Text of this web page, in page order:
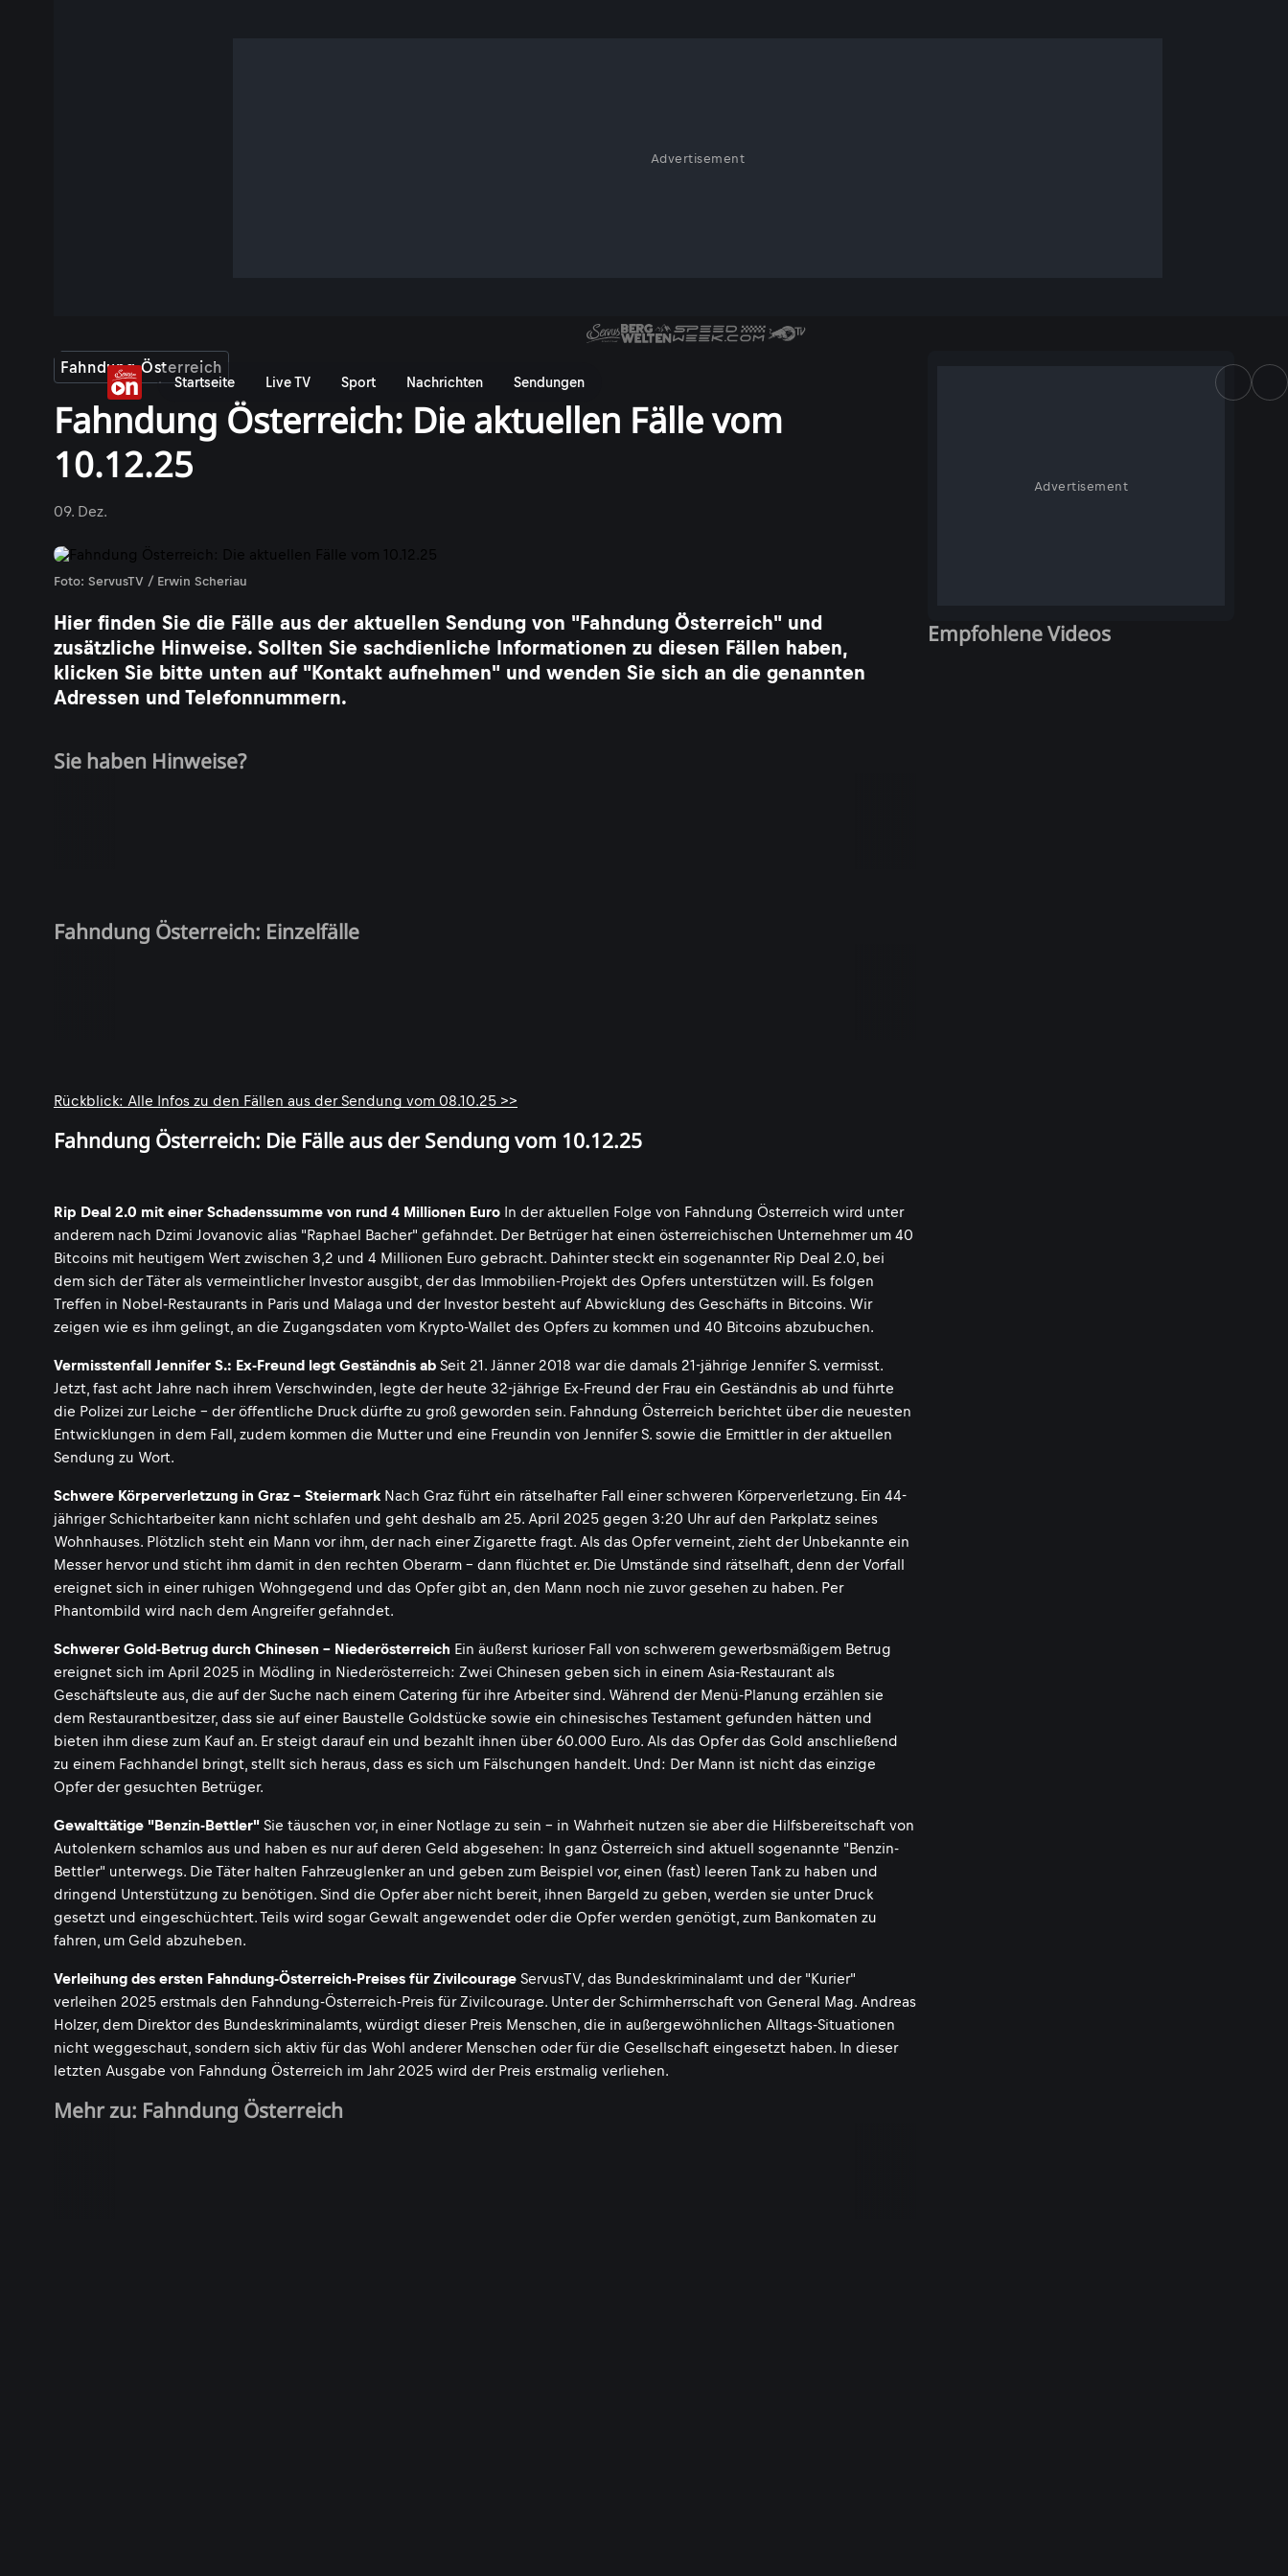
Advertisement
Startseite Live TV Sport Nachrichten Sendungen
Fahndung Österreich
Fahndung Österreich: Die aktuellen Fälle vom
10.12.25
09. Dez.
Foto: ServusTV / Erwin Scheriau
Hier finden Sie die Fälle aus der aktuellen Sendung von "Fahndung Österreich" und
zusätzliche Hinweise. Sollten Sie sachdienliche Informationen zu diesen Fällen haben,
klicken Sie bitte unten auf "Kontakt aufnehmen" und wenden Sie sich an die genannten
Adressen und Telefonnummern.
Sie haben Hinweise?
Fahndung Österreich: Einzelfälle
Rückblick: Alle Infos zu den Fällen aus der Sendung vom 08.10.25 >>
Fahndung Österreich: Die Fälle aus der Sendung vom 10.12.25
Rip Deal 2.0 mit einer Schadenssumme von rund 4 Millionen Euro In der aktuellen Folge von Fahndung Österreich wird unter
anderem nach Dzimi Jovanovic alias "Raphael Bacher" gefahndet. Der Betrüger hat einen österreichischen Unternehmer um 40
Bitcoins mit heutigem Wert zwischen 3,2 und 4 Millionen Euro gebracht. Dahinter steckt ein sogenannter Rip Deal 2.0, bei
dem sich der Täter als vermeintlicher Investor ausgibt, der das Immobilien-Projekt des Opfers unterstützen will. Es folgen
Treffen in Nobel-Restaurants in Paris und Malaga und der Investor besteht auf Abwicklung des Geschäfts in Bitcoins. Wir
zeigen wie es ihm gelingt, an die Zugangsdaten vom Krypto-Wallet des Opfers zu kommen und 40 Bitcoins abzubuchen.
Vermisstenfall Jennifer S.: Ex-Freund legt Geständnis ab Seit 21. Jänner 2018 war die damals 21-jährige Jennifer S. vermisst.
Jetzt, fast acht Jahre nach ihrem Verschwinden, legte der heute 32-jährige Ex-Freund der Frau ein Geständnis ab und führte
die Polizei zur Leiche - der öffentliche Druck dürfte zu groß geworden sein. Fahndung Österreich berichtet über die neuesten
Entwicklungen in dem Fall, zudem kommen die Mutter und eine Freundin von Jennifer S. sowie die Ermittler in der aktuellen
Sendung zu Wort.
Schwere Körperverletzung in Graz - Steiermark Nach Graz führt ein rätselhafter Fall einer schweren Körperverletzung. Ein 44-
jähriger Schichtarbeiter kann nicht schlafen und geht deshalb am 25. April 2025 gegen 3:20 Uhr auf den Parkplatz seines
Wohnhauses. Plötzlich steht ein Mann vor ihm, der nach einer Zigarette fragt. Als das Opfer verneint, zieht der Unbekannte ein
Messer hervor und sticht ihm damit in den rechten Oberarm - dann flüchtet er. Die Umstände sind rätselhaft, denn der Vorfall
ereignet sich in einer ruhigen Wohngegend und das Opfer gibt an, den Mann noch nie zuvor gesehen zu haben. Per
Phantombild wird nach dem Angreifer gefahndet.
Schwerer Gold-Betrug durch Chinesen - Niederösterreich Ein äußerst kurioser Fall von schwerem gewerbsmäßigem Betrug
ereignet sich im April 2025 in Mödling in Niederösterreich: Zwei Chinesen geben sich in einem Asia-Restaurant als
Geschäftsleute aus, die auf der Suche nach einem Catering für ihre Arbeiter sind. Während der Menü-Planung erzählen sie
dem Restaurantbesitzer, dass sie auf einer Baustelle Goldstücke sowie ein chinesisches Testament gefunden hätten und
bieten ihm diese zum Kauf an. Er steigt darauf ein und bezahlt ihnen über 60.000 Euro. Als das Opfer das Gold anschließend
zu einem Fachhandel bringt, stellt sich heraus, dass es sich um Fälschungen handelt. Und: Der Mann ist nicht das einzige
Opfer der gesuchten Betrüger.
Gewalttätige "Benzin-Bettler" Sie täuschen vor, in einer Notlage zu sein - in Wahrheit nutzen sie aber die Hilfsbereitschaft von
Autolenkern schamlos aus und haben es nur auf deren Geld abgesehen: In ganz Österreich sind aktuell sogenannte "Benzin-
Bettler" unterwegs. Die Täter halten Fahrzeuglenker an und geben zum Beispiel vor, einen (fast) leeren Tank zu haben und
dringend Unterstützung zu benötigen. Sind die Opfer aber nicht bereit, ihnen Bargeld zu geben, werden sie unter Druck
gesetzt und eingeschüchtert. Teils wird sogar Gewalt angewendet oder die Opfer werden genötigt, zum Bankomaten zu
fahren, um Geld abzuheben.
Verleihung des ersten Fahndung-Österreich-Preises für Zivilcourage ServusTV, das Bundeskriminalamt und der "Kurier"
verleihen 2025 erstmals den Fahndung-Österreich-Preis für Zivilcourage. Unter der Schirmherrschaft von General Mag. Andreas
Holzer, dem Direktor des Bundeskriminalamts, würdigt dieser Preis Menschen, die in außergewöhnlichen Alltags-Situationen
nicht weggeschaut, sondern sich aktiv für das Wohl anderer Menschen oder für die Gesellschaft eingesetzt haben. In dieser
letzten Ausgabe von Fahndung Österreich im Jahr 2025 wird der Preis erstmalig verliehen.
Mehr zu: Fahndung Österreich
Advertisement
Empfohlene Videos